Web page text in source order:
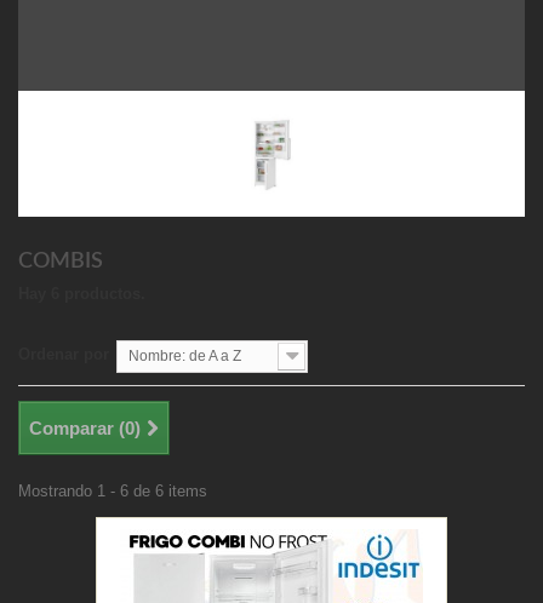
COMBIS
Nombre: de A a Z
Comparar (0)
Mostrando 1 - 6 de 6 items